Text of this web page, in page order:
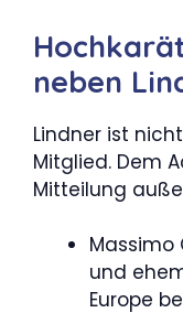
neben
Lindner ist
Mitglied. Dem
Mitteilung
Massimo
und
Europe